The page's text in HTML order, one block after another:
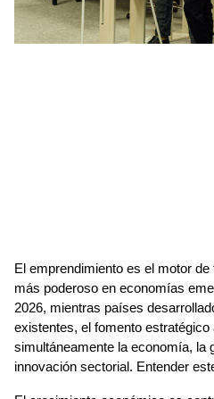
El emprendimiento es el motor
más poderoso en economías
2026, mientras países
existentes, el fomento
simultáneamente la economía, la
innovación sectorial. Entender